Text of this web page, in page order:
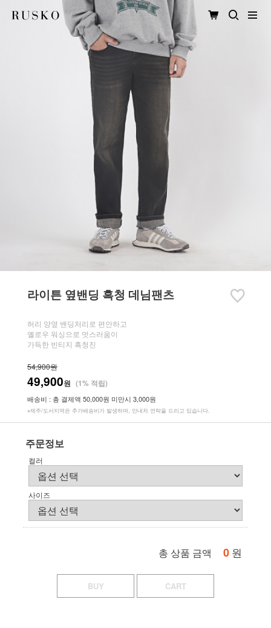
라이튼 옆밴딩 흑청 데님팬츠
허리 양옆 밴딩처리로 편안하고
옐로우 워싱으로 멋스러움이
가득한 빈티지 흑청진
54,900원
49,900원 (1% 적립)
배송비 : 총 결제액 50,000원 미만시 3,000원
※제주/도서지역은 추가배송비가 발생하며, 안내차 연락을 드리고 있습니다.
주문정보
컬러
사이즈
총 상품 금액 0 원
BUY CART